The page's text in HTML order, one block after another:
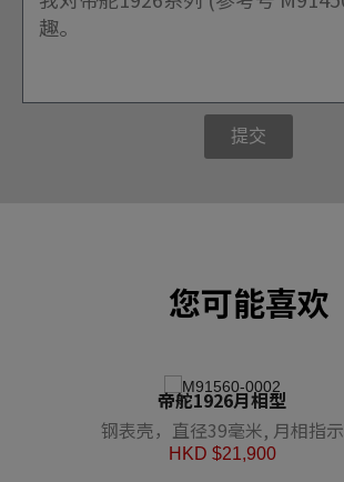
提交
您可能喜欢
帝舵1926月相型
钢表壳，直径39毫米, 月相指示
HKD $21,900